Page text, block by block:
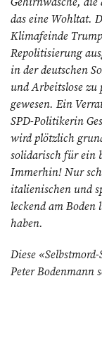
das eine Wohltat.
Klimafeinde
Repolitisierung
in der deutschen
und Arbeitslose
gewesen. Ein
SPD-Politikerin
wird plötzlich
solidarischfür ein
Immerhin! Nur
italienischen und
leckend am
haben.
Diese
Peter Bodenmann